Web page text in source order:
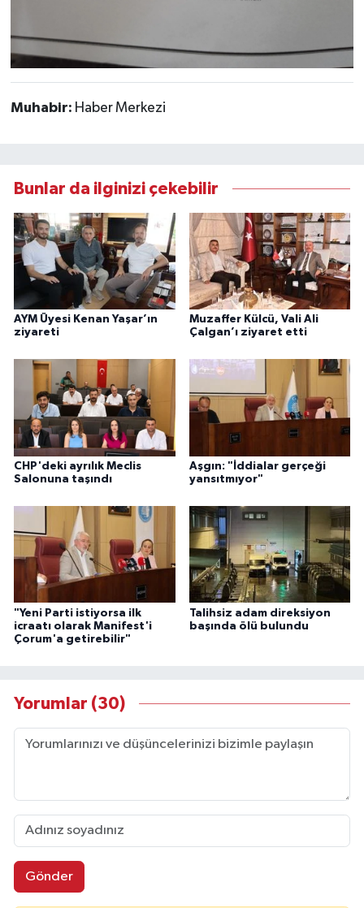
Muhabir: Haber Merkezi
Bunlar da ilginizi çekebilir
AYM Üyesi Kenan Yaşar’ın
ziyareti
Muzaffer Külcü, Vali Ali
Çalgan’ı ziyaret etti
CHP'deki ayrılık Meclis
Salonuna taşındı
Aşgın: "İddialar gerçeği
yansıtmıyor"
"Yeni Parti istiyorsa ilk
icraatı olarak Manifest'i
Çorum'a getirebilir"
Talihsiz adam direksiyon
başında ölü bulundu
Yorumlar (30)
Gönder